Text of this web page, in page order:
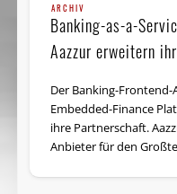
ARCHIV
Banking-as-a-
Aazzur erweitern
Der Banking-
Embedded-Finance
ihre Partnerschaft.
Anbieter für den